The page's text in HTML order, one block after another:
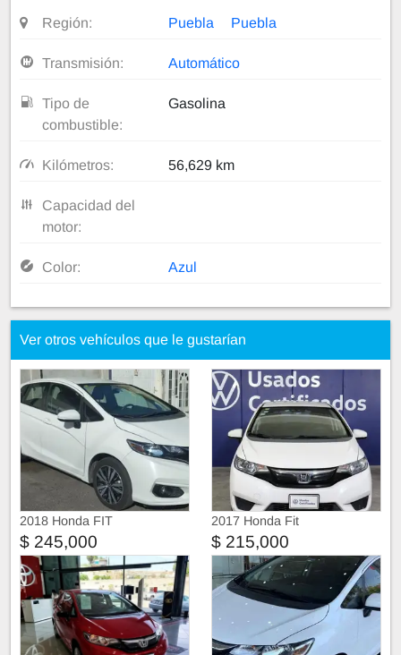
Región: Puebla Puebla
Transmisión: Automático
Tipo de
combustible:
Gasolina
Kilómetros: 56,629 km
Capacidad del
motor:
Color: Azul
Ver otros vehículos que le gustarían
2018 Honda FIT
$ 245,000
2017 Honda Fit
$ 215,000